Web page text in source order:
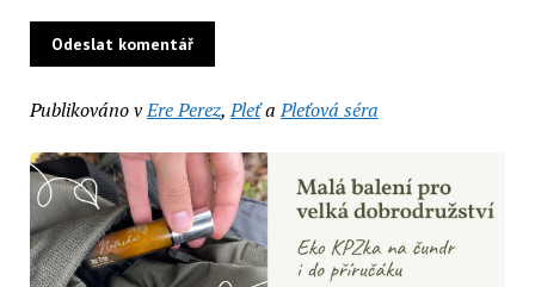
Publikováno vEre Perez,PleťaPleťová séra